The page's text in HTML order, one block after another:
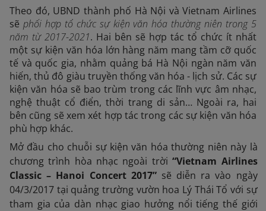
Theo đó, UBND thành phố Hà Nội và Vietnam Airlines
sẽ phối hợp tổ chức sự kiện văn hóa thường niên trong 5
năm từ 2017-2021. Hai bên sẽ hợp tác tổ chức ít nhất
một sự kiện văn hóa lớn hàng năm mang tầm cỡ quốc
tế và quốc gia, nhằm quảng bá Hà Nội ngàn năm văn
hiến, thủ đô giàu truyền thống văn hóa - lịch sử. Các sự
kiện văn hóa sẽ bao trùm trong các lĩnh vực âm nhạc,
nghệ thuật cổ điển, thời trang di sản… Ngoài ra, hai
bên cũng sẽ xem xét hợp tác trong các sự kiện văn hóa
phù hợp khác.
Mở đầu cho chuỗi sự kiện văn hóa thường niên này là
chương trình hòa nhạc ngoài trời“Vietnam Airlines
Classic – Hanoi Concert 2017”sẽ diễn ra vào ngày
04/3/2017 tại quảng trường vườn hoa Lý Thái Tổ với sự
tham gia của dàn nhạc giao hưởng nổi tiếng thế giới